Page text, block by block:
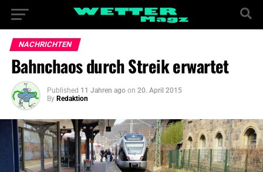
NACHRICHTEN
Bahnchaos durch Streik erwartet
Published 11 Jahren ago on 20. April 2015
By Redaktion